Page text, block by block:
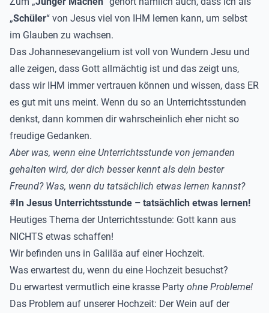
„Schüler“ von Jesus viel von IHM lernen kann, um selbst
im Glauben zu wachsen.
Das Johannesevangelium ist voll von Wundern Jesu und
alle zeigen, dass Gott allmächtig ist und das zeigt uns,
dass wir IHM immer vertrauen können und wissen, dass ER
es gut mit uns meint. Wenn du so an Unterrichtsstunden
denkst, dann kommen dir wahrscheinlich eher nicht so
freudige Gedanken.
Aber was, wenn eine Unterrichtsstunde von jemanden
gehalten wird, der dich besser kennt als dein bester
Freund? Was, wenn du tatsächlich etwas lernen kannst?
#In Jesus Unterrichtsstunde – tatsächlich etwas lernen!
Heutiges Thema der Unterrichtsstunde: Gott kann aus
NICHTS etwas schaffen!
Wir befinden uns in Galiläa auf einer Hochzeit.
Was erwartest du, wenn du eine Hochzeit besuchst?
Du erwartest vermutlich eine krasse Party ohne Probleme!
Das Problem auf unserer Hochzeit: Der Wein auf der